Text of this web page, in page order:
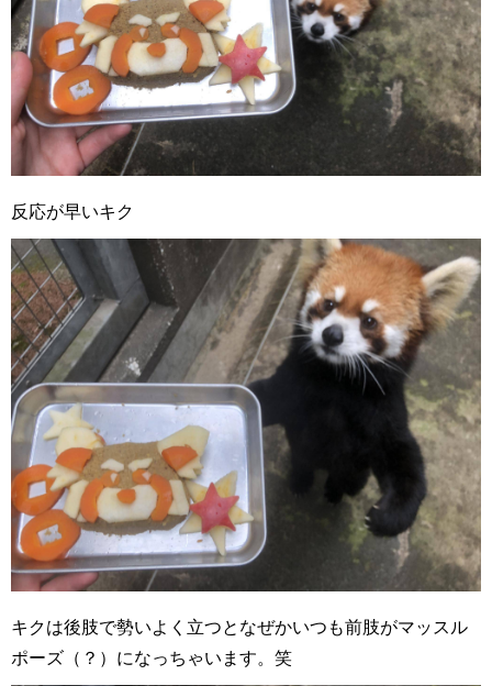
反応が早いキク
キクは後肢で勢いよく立つとなぜかいつも前肢がマッスル
ポーズ（？）になっちゃいます。笑